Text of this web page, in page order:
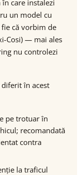
care instalezi
un model cu
că vorbim de
Cosi) — mai ales
nu controlezi
în acest
pe trotuar în
recomandată
contra
la traficul